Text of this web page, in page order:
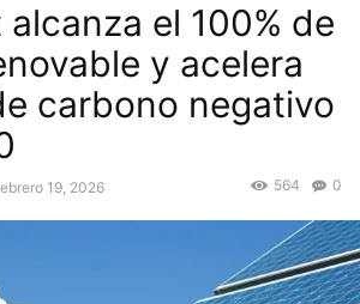
el 100% de
y acelera
carbono negativo
19, 2026 0
564